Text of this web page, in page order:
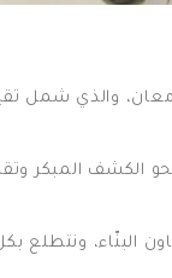
والذي شمل
نحو الكشف المبكر
البنّاء، ونتطلع